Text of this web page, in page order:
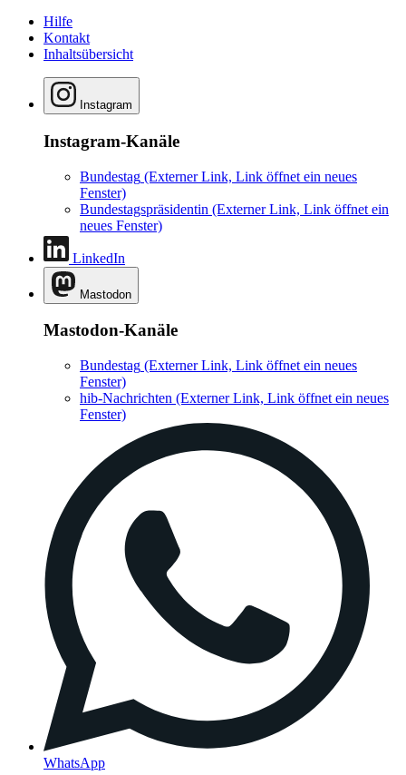
Hilfe
Kontakt
Inhaltsübersicht
Instagram
Instagram-Kanäle
Bundestag (Externer Link, Link öffnet ein neues
Fenster)
Bundestagspräsidentin (Externer Link, Link öffnet ein
neues Fenster)
LinkedIn
Mastodon
Mastodon-Kanäle
Bundestag (Externer Link, Link öffnet ein neues
Fenster)
hib-Nachrichten (Externer Link, Link öffnet ein neues
Fenster)
WhatsApp